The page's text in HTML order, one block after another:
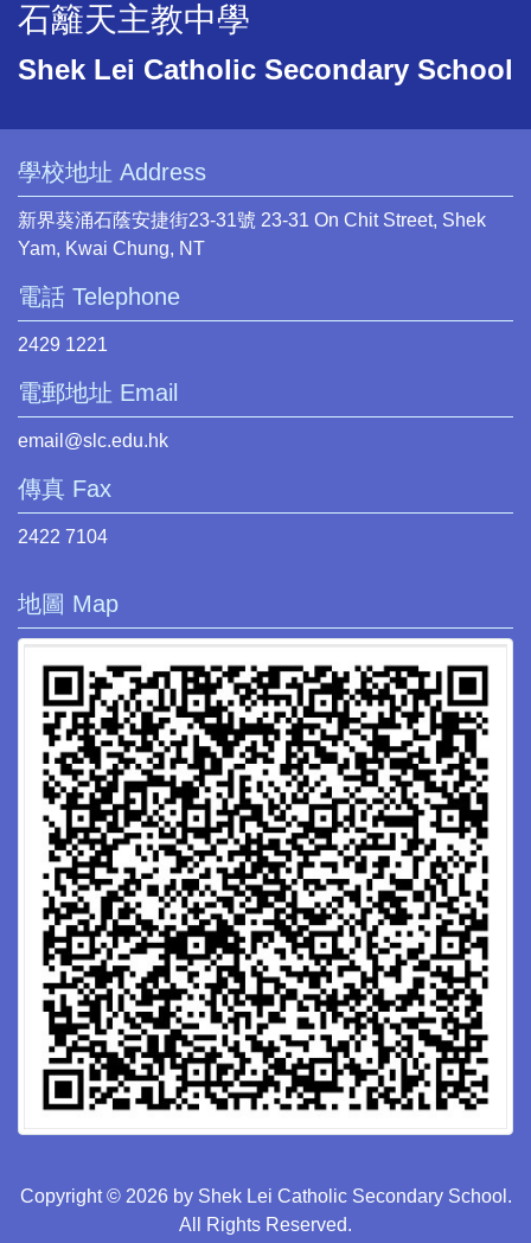
石籬天主教中學
Shek Lei Catholic Secondary School
學校地址 Address
新界葵涌石蔭安捷街23-31號 23-31 On Chit Street, Shek
Yam, Kwai Chung, NT
電話 Telephone
2429 1221
電郵地址 Email
email@slc.edu.hk
傳真 Fax
2422 7104
地圖 Map
Copyright © 2026 by Shek Lei Catholic Secondary School.
All Rights Reserved.